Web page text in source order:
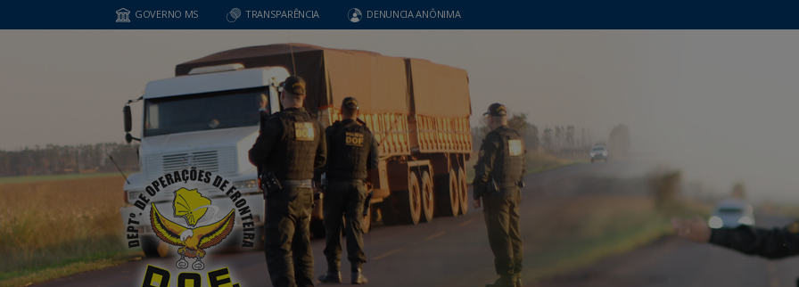
GOVERNO MS TRANSPARÊNCIA DENUNCIA ANÔNIMA